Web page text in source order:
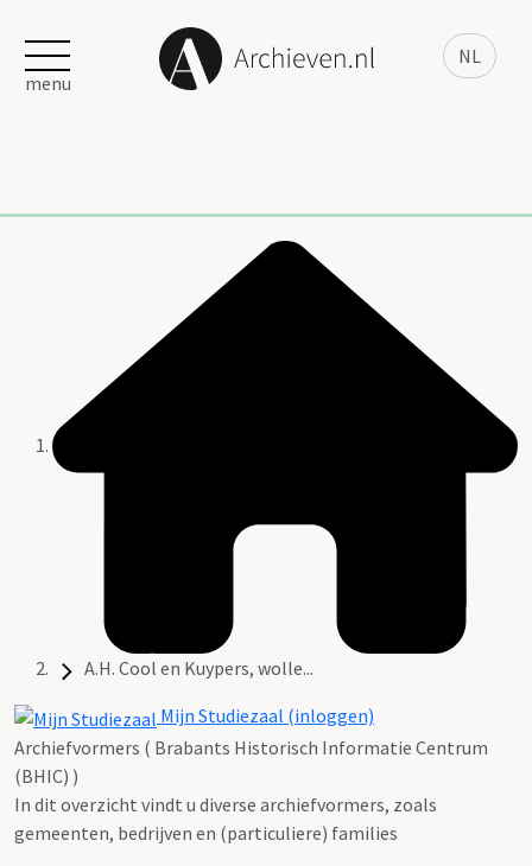
NL
menu
A.H. Cool en Kuypers, wolle...
Mijn Studiezaal (inloggen)
Archiefvormers ( Brabants Historisch Informatie Centrum
(BHIC) )
In dit overzicht vindt u diverse archiefvormers, zoals
gemeenten, bedrijven en (particuliere) families